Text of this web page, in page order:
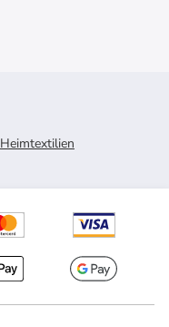
Heimtextilien